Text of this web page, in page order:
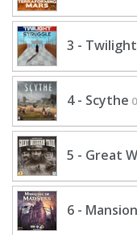
3 -
4 - Scythe 0
5 - Great
6 -